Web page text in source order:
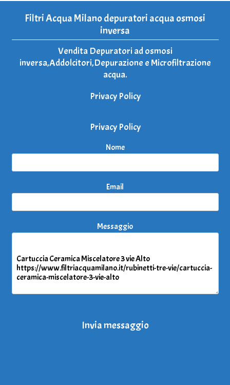
Filtri Acqua Milano depuratori acqua osmosi
inversa
Vendita Depuratori ad osmosi
inversa,Addolcitori,Depurazione e Microfiltrazione
acqua.
Privacy Policy
Privacy Policy
Nome
Email
Messaggio
Invia messaggio